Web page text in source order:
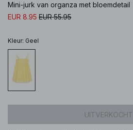
Mini-jurk van organza met bloemdetail
EUR 8.95 EUR 55.95
Kleur: Geel
UITVERKOCHT